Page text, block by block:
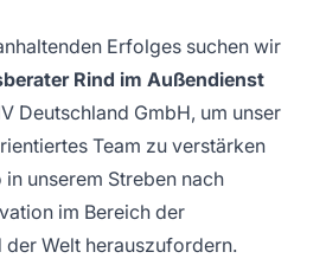
Erfolges suchen wir
Rind im Außendienst
Deutschland GmbH, um unser
Team zu verstärken
unserem Streben nach
im Bereich der
der Welt herauszufordern.